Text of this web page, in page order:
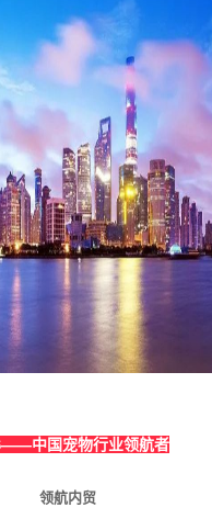
——中国宠物行业领航者
领航内贸